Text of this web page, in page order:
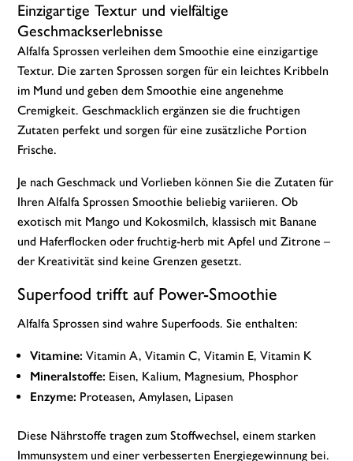
Einzigartige Textur und vielfältige
Geschmackserlebnisse
Alfalfa Sprossen verleihen dem Smoothie eine einzigartige
Textur. Die zarten Sprossen sorgen für ein leichtes Kribbeln
im Mund und geben dem Smoothie eine angenehme
Cremigkeit. Geschmacklich ergänzen sie die fruchtigen
Zutaten perfekt und sorgen für eine zusätzliche Portion
Frische.
Je nach Geschmack und Vorlieben können Sie die Zutaten für
Ihren Alfalfa Sprossen Smoothie beliebig variieren. Ob
exotisch mit Mango und Kokosmilch, klassisch mit Banane
und Haferflocken oder fruchtig-herb mit Apfel und Zitrone –
der Kreativität sind keine Grenzen gesetzt.
Superfood trifft auf Power-Smoothie
Alfalfa Sprossen sind wahre Superfoods. Sie enthalten:
Vitamine: Vitamin A, Vitamin C, Vitamin E, Vitamin K
Mineralstoffe: Eisen, Kalium, Magnesium, Phosphor
Enzyme: Proteasen, Amylasen, Lipasen
Diese Nährstoffe tragen zum Stoffwechsel, einem starken
Immunsystem und einer verbesserten Energiegewinnung bei.